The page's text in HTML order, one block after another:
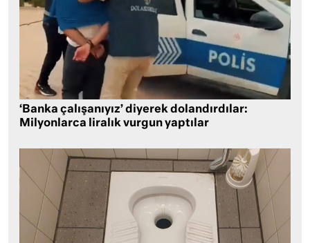
‘Banka çalışanıyız’ diyerek dolandırdılar:
Milyonlarca liralık vurgun yaptılar